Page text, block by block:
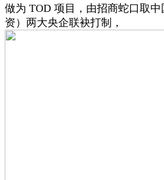
做为 TOD 项目，由招商蛇口取
资）两大央企联袂打制，